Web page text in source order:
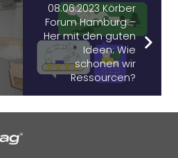
08.06.2023 Körber
Forum Hamburg –
Her mit den guten
Ideen: Wie
schonen wir
Ressourcen?